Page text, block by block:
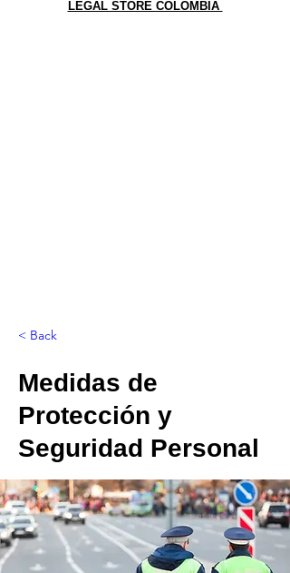
LEGAL STORE COLOMBIA
< Back
Medidas de
Protección y
Seguridad Personal